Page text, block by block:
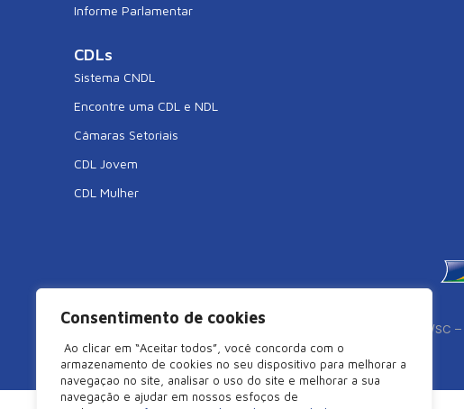
Consentimento de cookies
Ao clicar em “Aceitar todos”, você concorda com o
armazenamento de cookies no seu dispositivo para melhorar a
navegaçao no site, analisar o uso do site e melhorar a sua
navegação e ajudar em nossos esfoços de
Informe Parlamentar
CDLs
Sistema CNDL
Encontre uma CDL e NDL
Câmaras Setoriais
CDL Jovem
CDL Mulher
©2026 Câmara de Dirigentes Lojistas de São Miguel do Oeste/SC